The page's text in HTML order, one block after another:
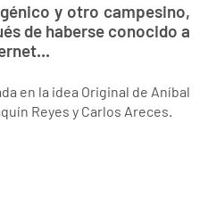
y otro campesino,
de haberse conocido a
en la idea Original de Aníbal
Reyes y Carlos Areces.